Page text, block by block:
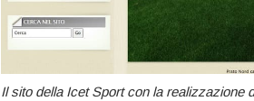
Il sito della Icet Sport con la realizzazione